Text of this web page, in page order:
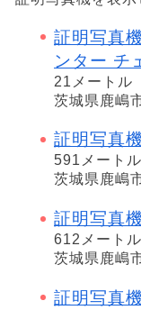
証明写真
ンター チ
21メートル
茨城県鹿嶋
証明写真
591メートル
茨城県鹿嶋
証明写真
612メートル
茨城県鹿嶋
証明写真